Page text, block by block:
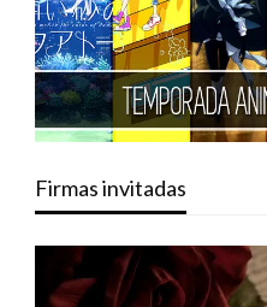
Firmas invitadas